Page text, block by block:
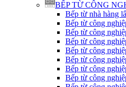
BẾP TỪ CÔNG
Bếp từ nhà hàng
Bếp từ công
Bếp từ công
Bếp từ công
Bếp từ công
Bếp từ công
Bếp từ công
Bếp từ công